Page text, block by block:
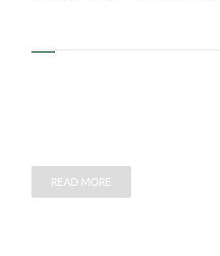
READ MORE